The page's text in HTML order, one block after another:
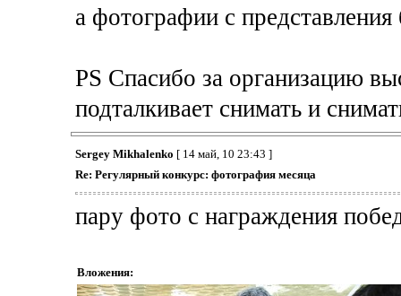
а фотографии с представления
PS Спасибо за организацию
подталкивает снимать и
Sergey Mikhalenko [ 14 май, 10 23:43 ]
Re: Регулярный конкурс: фотография месяца
пару фото с награждения
Вложения: